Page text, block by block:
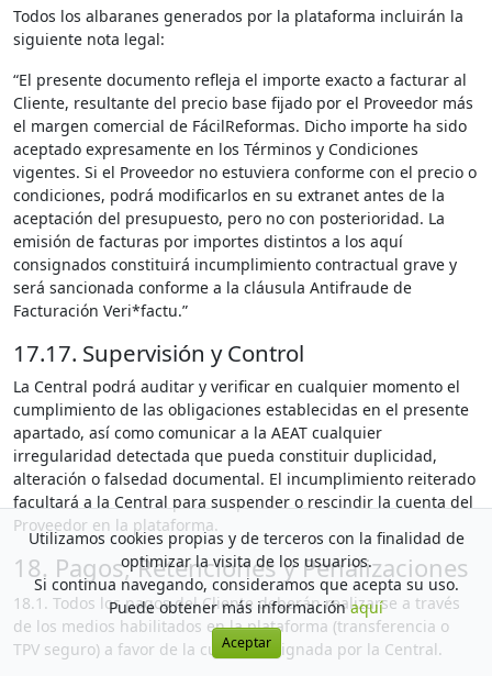
Utilizamos cookies propias y de terceros con la finalidad de
optimizar la visita de los usuarios.
Si continua navegando, consideramos que acepta su uso.
Puede obtener más informaciónaquí
Aceptar
Todos los albaranes generados por la plataforma incluirán la
siguiente nota legal:
“El presente documento refleja el importe exacto a facturar al
Cliente, resultante del precio base fijado por el Proveedor más
el margen comercial de FácilReformas. Dicho importe ha sido
aceptado expresamente en los Términos y Condiciones
vigentes. Si el Proveedor no estuviera conforme con el precio o
condiciones, podrá modificarlos en su extranet antes de la
aceptación del presupuesto, pero no con posterioridad. La
emisión de facturas por importes distintos a los aquí
consignados constituirá incumplimiento contractual grave y
será sancionada conforme a la cláusula Antifraude de
Facturación Veri*factu.”
17.17. Supervisión y Control
La Central podrá auditar y verificar en cualquier momento el
cumplimiento de las obligaciones establecidas en el presente
apartado, así como comunicar a la AEAT cualquier
irregularidad detectada que pueda constituir duplicidad,
alteración o falsedad documental. El incumplimiento reiterado
facultará a la Central para suspender o rescindir la cuenta del
Proveedor en la plataforma.
18. Pagos, Retenciones y Penalizaciones
18.1. Todos los pagos del Cliente deberán realizarse a través
de los medios habilitados en la plataforma (transferencia o
TPV seguro) a favor de la cuenta designada por la Central.